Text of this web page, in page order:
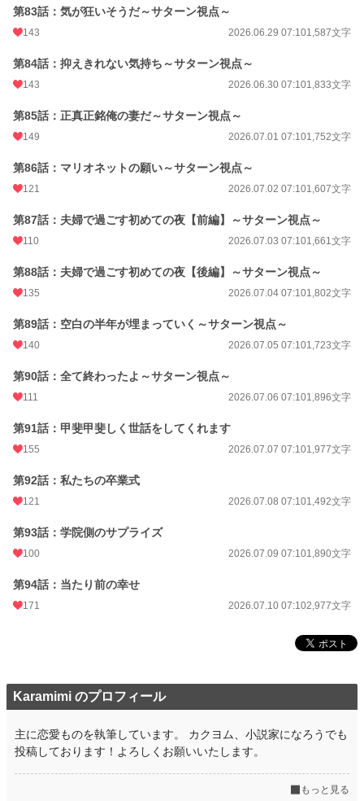
第83話：気が狂いそうだ～サターン視点～
143 2026.06.29 07:101,587文字
第84話：抑えきれない気持ち～サターン視点～
143 2026.06.30 07:101,833文字
第85話：正真正銘俺の妻だ～サターン視点～
149 2026.07.01 07:101,752文字
第86話：マリオネットの願い～サターン視点～
121 2026.07.02 07:101,607文字
第87話：夫婦で過ごす初めての夜【前編】～サターン視点～
110 2026.07.03 07:101,661文字
第88話：夫婦で過ごす初めての夜【後編】～サターン視点～
135 2026.07.04 07:101,802文字
第89話：空白の半年が埋まっていく～サターン視点～
140 2026.07.05 07:101,723文字
第90話：全て終わったよ～サターン視点～
111 2026.07.06 07:101,896文字
第91話：甲斐甲斐しく世話をしてくれます
155 2026.07.07 07:101,977文字
第92話：私たちの卒業式
121 2026.07.08 07:101,492文字
第93話：学院側のサプライズ
100 2026.07.09 07:101,890文字
第94話：当たり前の幸せ
171 2026.07.10 07:102,977文字
Karamimi のプロフィール
主に恋愛ものを執筆しています。 カクヨム、小説家になろうでも
投稿しております！よろしくお願いいたします。
もっと見る